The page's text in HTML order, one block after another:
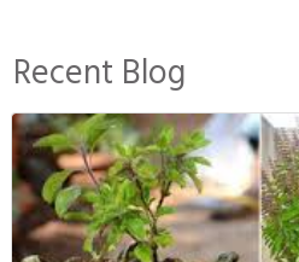
ઉત્તરાધિકારી તરીકે સ્થાપે છે તે
દૃશ્યો અંકિત થયાં છે. ટૂંકમાં બુદ્ધનાં
જીવનના અંતિમ દિવસોની યાત્રાનો
પરિપાક જોવા મળે […]
Recent Blog